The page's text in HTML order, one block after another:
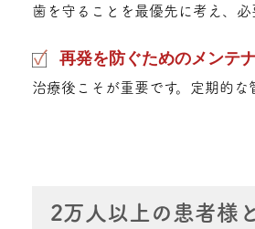
歯を守ることを最優先に考え、必
再発を防ぐためのメンテ
治療後こそが重要です。定期的な
2万人以上の患者様